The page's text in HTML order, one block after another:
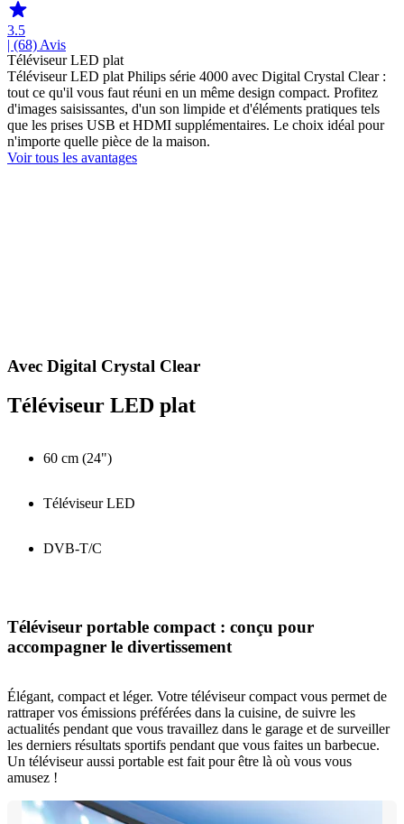
3.5
| (68) Avis
Téléviseur LED plat
Téléviseur LED plat Philips série 4000 avec Digital Crystal Clear :
tout ce qu'il vous faut réuni en un même design compact. Profitez
d'images saisissantes, d'un son limpide et d'éléments pratiques tels
que les prises USB et HDMI supplémentaires. Le choix idéal pour
n'importe quelle pièce de la maison.
Voir tous les avantages
Avec Digital Crystal Clear
Téléviseur LED plat
60 cm (24")
Téléviseur LED
DVB-T/C
Téléviseur portable compact : conçu pour
accompagner le divertissement
Élégant, compact et léger. Votre téléviseur compact vous permet de
rattraper vos émissions préférées dans la cuisine, de suivre les
actualités pendant que vous travaillez dans le garage et de surveiller
les derniers résultats sportifs pendant que vous faites un barbecue.
Un téléviseur aussi portable est fait pour être là où vous vous
amusez !